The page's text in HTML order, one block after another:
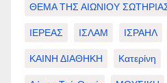
ΘΕΜΑ ΤΗΣ ΑΙΩΝΙΟΥ
ΙΕΡΕΑΣ ΙΣΛΑΜ ΙΣΡΑΗΛ
ΚΑΙΝΗ ΔΙΑΘΗΚΗ Κατερίνη